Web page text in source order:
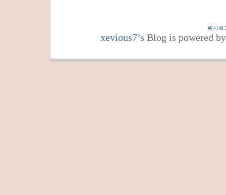
위치로
xevious7’s Blog is powered